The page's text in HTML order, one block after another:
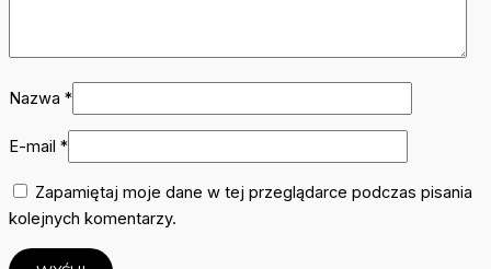
Nazwa *
E-mail *
Zapamiętaj moje dane w tej przeglądarce podczas pisania
kolejnych komentarzy.